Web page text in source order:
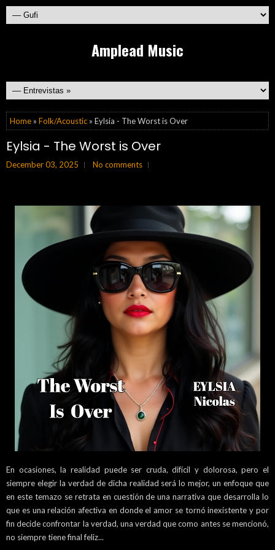
Amplead Music
Home » Folk/Acoustic » Eylsia - The Worst is Over
Eylsia - The Worst is Over
December 03, 2025 No comments
En ocasiones, la realidad puede ser cruda, difícil y dolorosa, pero el
siempre elegir la verdad de dicha realidad será lo mejor, un enfoque que
en este temazo se retrata en cuestión de una narrativa que desarrolla lo
que es una relación afectiva en donde el amor se tornó inexistente y por
fin decide confrontar la verdad, una verdad que como antes se mencionó,
no siempre tiene final feliz...